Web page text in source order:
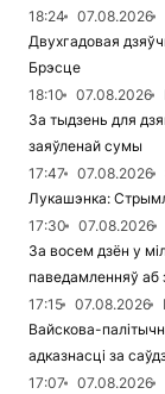
18:24
07.08.2026
Двухгадовая
Брэсце
18:10
07.08.2026
За тыдзень для
заяўленай сумы
17:47
07.08.2026
Лукашэнка:
17:30
07.08.2026
За восем дзён у
паведамленняў аб
17:15
07.08.2026
Вайскова-
адказнасці за
17:07
07.08.2026